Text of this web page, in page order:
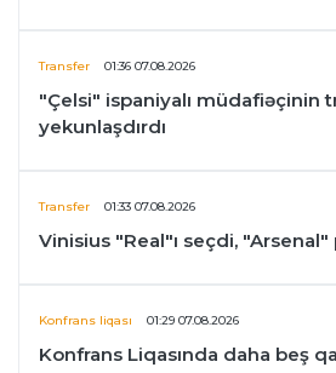
Transfer 01:36 07.08.2026
"Çelsi" ispaniyalı müdafiəçinin
yekunlaşdırdı
Transfer 01:33 07.08.2026
Vinisius "Real"ı seçdi, "Arsenal"
Konfrans liqası 01:29 07.08.2026
Konfrans Liqasında daha beş